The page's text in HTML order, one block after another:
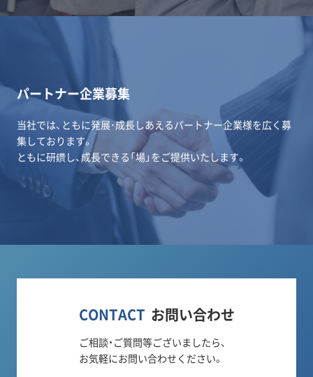
パートナー企業募集
当社では、ともに発展･成長しあえるパートナー企業様を広く募
集しております。
ともに研鑽し、成長できる「場」をご提供いたします。
CONTACT お問い合わせ
ご相談・ご質問等ございましたら、
お気軽にお問い合わせください。